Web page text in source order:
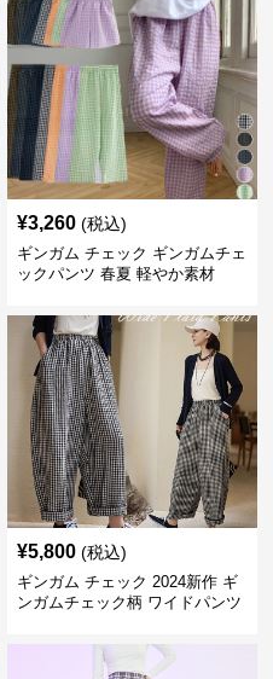
¥3,260 (税込)
ギンガム チェック ギンガムチェ
ックパンツ 春夏 軽やか素材
¥5,800 (税込)
ギンガム チェック 2024新作 ギ
ンガムチェック柄 ワイドパンツ